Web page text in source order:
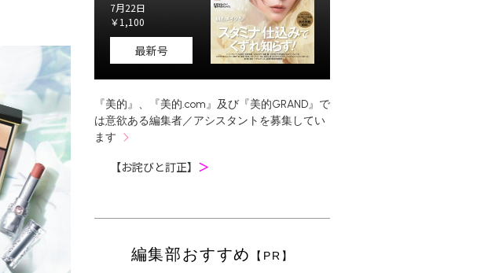
7月22日
￥1,100
最新号
『美的』、『美的.com』及び『美的GRAND』で
は意欲ある編集者／アシスタントを募集してい
ます
【お詫びと訂正】 ＞
編集部おすすめ 【PR】